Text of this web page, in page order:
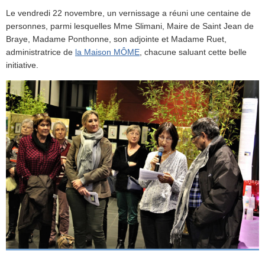
Le vendredi 22 novembre, un vernissage a réuni une centaine de
personnes, parmi lesquelles Mme Slimani, Maire de Saint Jean de
Braye, Madame Ponthonne, son adjointe et Madame Ruet,
administratrice de la Maison MÔME, chacune saluant cette belle
initiative.